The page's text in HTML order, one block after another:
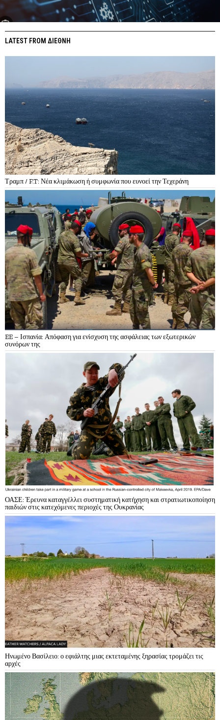
LATEST FROM ΔΙΕΘΝΗ
Τραμπ / F.T: Νέα κλιμάκωση ή συμφωνία που ευνοεί την Τεχεράνη
EE – Ισπανία: Απόφαση για ενίσχυση της ασφάλειας των εξωτερικών
συνόρων της
ΟΑΣΕ: Έρευνα καταγγέλλει συστηματική κατήχηση και στρατιωτικοποίηση
παιδιών στις κατεχόμενες περιοχές της Ουκρανίας
Ηνωμένο Βασίλειο: ο εφιάλτης μιας εκτεταμένης ξηρασίας τρομάζει τις
αρχές